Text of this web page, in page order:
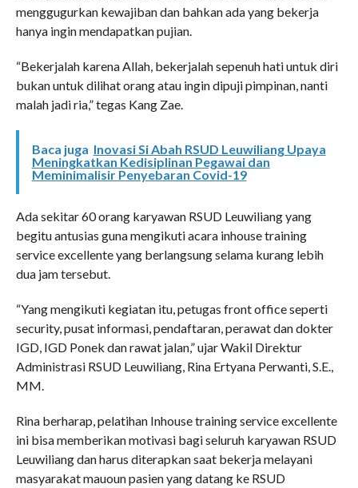
menggugurkan kewajiban dan bahkan ada yang bekerja
hanya ingin mendapatkan pujian.
“Bekerjalah karena Allah, bekerjalah sepenuh hati untuk diri
bukan untuk dilihat orang atau ingin dipuji pimpinan, nanti
malah jadi ria,” tegas Kang Zae.
Baca juga Inovasi Si Abah RSUD Leuwiliang Upaya
Meningkatkan Kedisiplinan Pegawai dan
Meminimalisir Penyebaran Covid-19
Ada sekitar 60 orang karyawan RSUD Leuwiliang yang
begitu antusias guna mengikuti acara inhouse training
service excellente yang berlangsung selama kurang lebih
dua jam tersebut.
“Yang mengikuti kegiatan itu, petugas front office seperti
security, pusat informasi, pendaftaran, perawat dan dokter
IGD, IGD Ponek dan rawat jalan,” ujar Wakil Direktur
Administrasi RSUD Leuwiliang, Rina Ertyana Perwanti, S.E.,
MM.
Rina berharap, pelatihan Inhouse training service excellente
ini bisa memberikan motivasi bagi seluruh karyawan RSUD
Leuwiliang dan harus diterapkan saat bekerja melayani
masyarakat mauoun pasien yang datang ke RSUD